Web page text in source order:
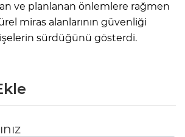
ve planlanan önlemlere rağmen
miras alanlarının güvenliği
sürdüğünü gösterdi.